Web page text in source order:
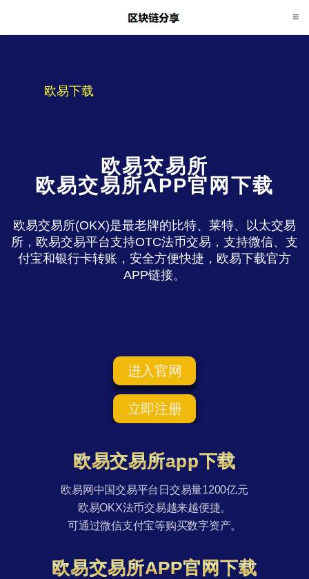
欧易下载
欧易交易所
欧易交易所APP官网下载
欧易交易所(OKX)是最老牌的比特、莱特、以太交易
所，欧易交易平台支持OTC法币交易，支持微信、支
付宝和银行卡转账，安全方便快捷，欧易下载官方
APP链接。
进入官网
立即注册
欧易交易所app下载
欧易网中国交易平台日交易量1200亿元
欧易OKX法币交易越来越便捷。
可通过微信支付宝等购买数字资产。
欧易交易所APP官网下载